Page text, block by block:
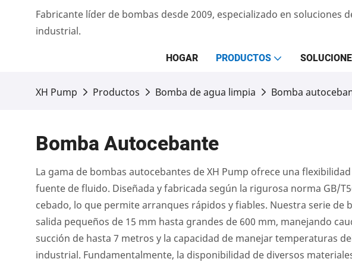
Fabricante líder de bombas desde 2009, especializado en soluciones
industrial.
HOGAR PRODUCTOS
XH Pump Productos Bomba de agua limpia Bomba
Bomba Autocebante
La gama de bombas autocebantes de XH Pump ofrece una
fuente de fluido. Diseñada y fabricada según la rigurosa norma GB/
cebado, lo que permite arranques rápidos y fiables. Nuestra serie
salida pequeños de 15 mm hasta grandes de 600 mm, manejando
succión de hasta 7 metros y la capacidad de manejar temperaturas
industrial. Fundamentalmente, la disponibilidad de diversos